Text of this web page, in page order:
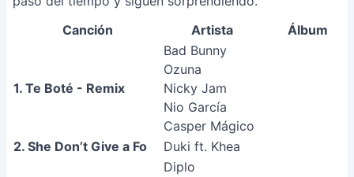
Canción Artista Álbum
1. Te Boté - Remix
Bad Bunny
Ozuna
Nicky Jam
Nio García
Casper Mágico
2. She Don’t Give a Fo
Duki ft. Khea
Diplo